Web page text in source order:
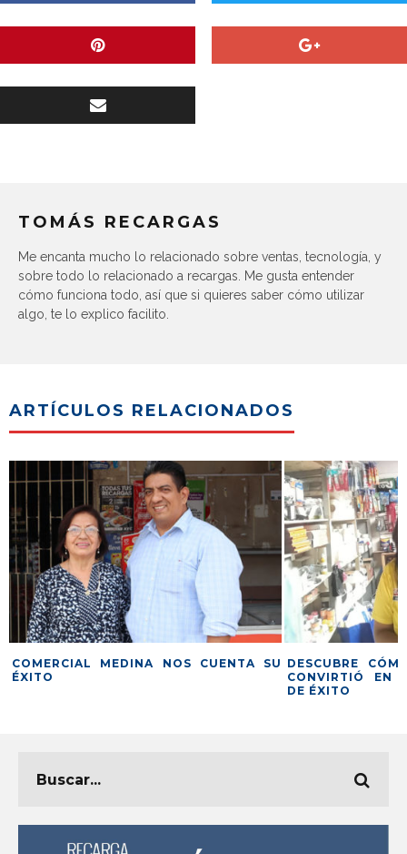
TOMÁS RECARGAS
Me encanta mucho lo relacionado sobre ventas, tecnología, y
sobre todo lo relacionado a recargas. Me gusta entender
cómo funciona todo, así que si quieres saber cómo utilizar
algo, te lo explico facilito.
ARTÍCULOS RELACIONADOS
COMERCIAL MEDINA NOS CUENTA SU
ÉXITO
DESCUBRE
CONVIRTIÓ EN
DE ÉXITO